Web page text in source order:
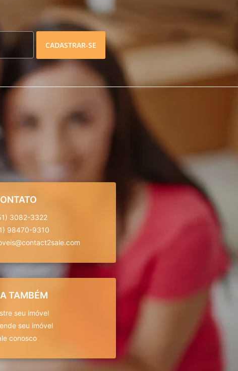
CADASTRAR-SE
3082-3322
98470-9310
TAMBÉM
seu imóvel
seu imóvel
conosco